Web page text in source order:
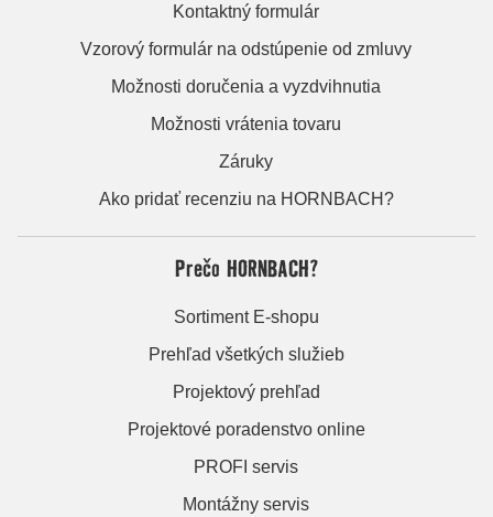
Kontaktný formulár
Vzorový formulár na odstúpenie od zmluvy
Možnosti doručenia a vyzdvihnutia
Možnosti vrátenia tovaru
Záruky
Ako pridať recenziu na HORNBACH?
Prečo HORNBACH?
Sortiment E-shopu
Prehľad všetkých služieb
Projektový prehľad
Projektové poradenstvo online
PROFI servis
Montážny servis